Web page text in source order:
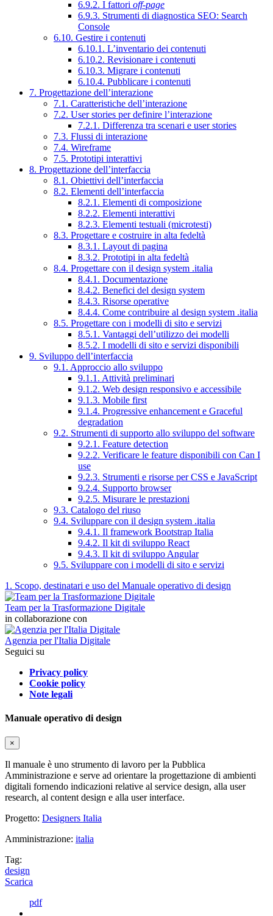
6.9.2. I fattori off-page
6.9.3. Strumenti di diagnostica SEO: Search
Console
6.10. Gestire i contenuti
6.10.1. L’inventario dei contenuti
6.10.2. Revisionare i contenuti
6.10.3. Migrare i contenuti
6.10.4. Pubblicare i contenuti
7. Progettazione dell’interazione
7.1. Caratteristiche dell’interazione
7.2. User stories per definire l’interazione
7.2.1. Differenza tra scenari e user stories
7.3. Flussi di interazione
7.4. Wireframe
7.5. Prototipi interattivi
8. Progettazione dell’interfaccia
8.1. Obiettivi dell’interfaccia
8.2. Elementi dell’interfaccia
8.2.1. Elementi di composizione
8.2.2. Elementi interattivi
8.2.3. Elementi testuali (microtesti)
8.3. Progettare e costruire in alta fedeltà
8.3.1. Layout di pagina
8.3.2. Prototipi in alta fedeltà
8.4. Progettare con il design system .italia
8.4.1. Documentazione
8.4.2. Benefici del design system
8.4.3. Risorse operative
8.4.4. Come contribuire al design system .italia
8.5. Progettare con i modelli di sito e servizi
8.5.1. Vantaggi dell’utilizzo dei modelli
8.5.2. I modelli di sito e servizi disponibili
9. Sviluppo dell’interfaccia
9.1. Approccio allo sviluppo
9.1.1. Attività preliminari
9.1.2. Web design responsivo e accessibile
9.1.3. Mobile first
9.1.4. Progressive enhancement e Graceful
degradation
9.2. Strumenti di supporto allo sviluppo del software
9.2.1. Feature detection
9.2.2. Verificare le feature disponibili con Can I
use
9.2.3. Strumenti e risorse per CSS e JavaScript
9.2.4. Supporto browser
9.2.5. Misurare le prestazioni
9.3. Catalogo del riuso
9.4. Sviluppare con il design system .italia
9.4.1. Il framework Bootstrap Italia
9.4.2. Il kit di sviluppo React
9.4.3. Il kit di sviluppo Angular
9.5. Sviluppare con i modelli di sito e servizi
1. Scopo, destinatari e uso del Manuale operativo di design
Team per la Trasformazione Digitale
in collaborazione con
Agenzia per l'Italia Digitale
Seguici su
Privacy policy
Cookie policy
Note legali
Manuale operativo di design
×
Il manuale è uno strumento di lavoro per la Pubblica
Amministrazione e serve ad orientare la progettazione di ambienti
digitali fornendo indicazioni relative al service design, alla user
research, al content design e alla user interface.
Progetto: Designers Italia
Amministrazione: italia
Tag:
design
Scarica
pdf